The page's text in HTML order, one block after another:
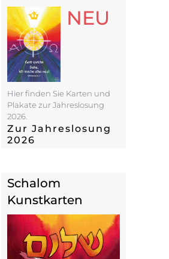
NEU
Hier finden Sie Karten und
Plakate zur Jahreslosung
2026.
Zur Jahreslosung
2026
Schalom
Kunstkarten